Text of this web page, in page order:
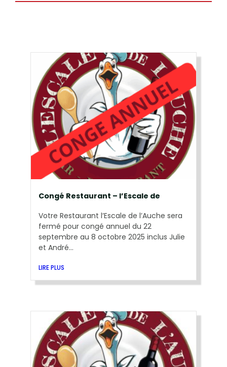
Congé Restaurant – l’Escale de
Votre Restaurant l’Escale de l’Auche sera
fermé pour congé annuel du 22
septembre au 8 octobre 2025 inclus Julie
et André...
LIRE PLUS